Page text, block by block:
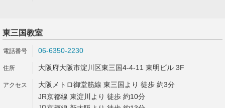
東三国教室
06-6350-2230
大阪府大阪市淀川区東三国4-4-11 東明ビル 3F
大阪メトロ御堂筋線 東三国より 徒歩 約3分
JR京都線 東淀川より 徒歩 約10分